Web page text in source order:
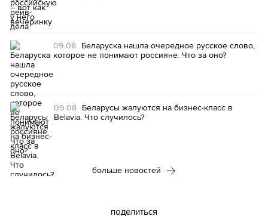
09.08 Беларуска нашла очередное русское слово,
которое не понимают россияне. Что за оно?
09.08 Беларусы жалуются на бизнес-класс в
Belavia. Что случилось?
больше новостей
поделиться